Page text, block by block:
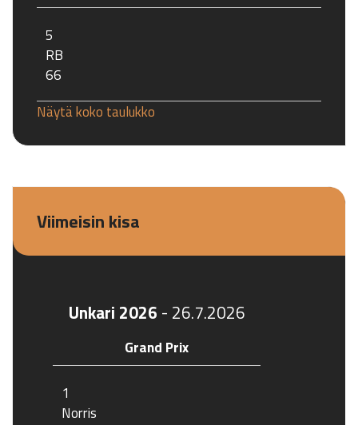
5
RB
66
Näytä koko taulukko
Viimeisin kisa
Unkari 2026 - 26.7.2026
Grand Prix
1
Norris